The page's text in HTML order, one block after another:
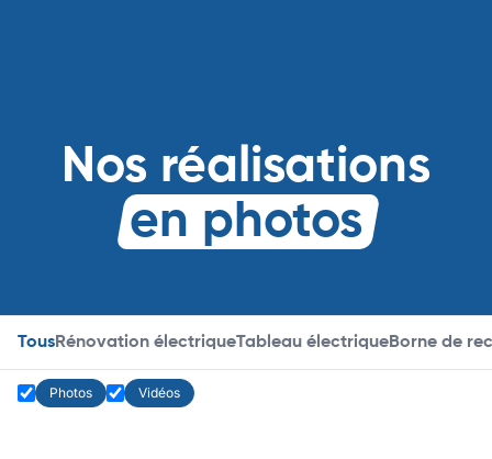
Nos réalisations
en photos
TousRénovation électriqueTableau électriqueBorne de
Photos Vidéos